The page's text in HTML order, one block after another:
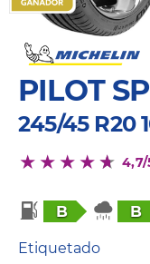
PILOT
245/45 R20
4,7/
B B
Etiquetado